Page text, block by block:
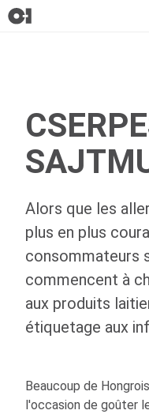
Alors que les
plus en plus
consommateurs
commencent à
aux produits
étiquetage aux
Beaucoup de
l'occasion de goûter